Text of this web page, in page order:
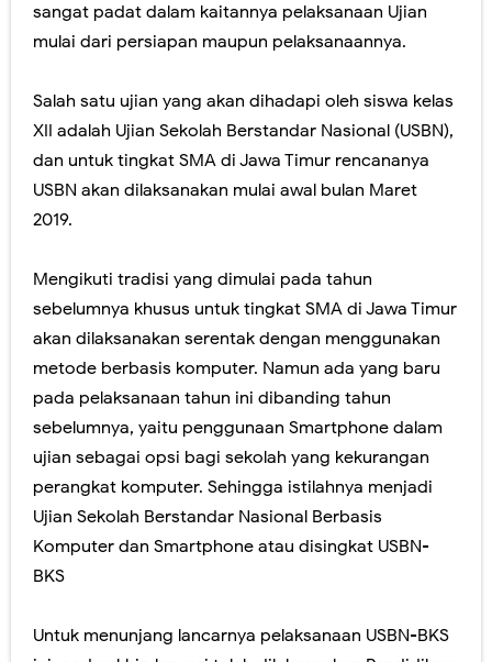
Video Penjelasan dan Simulasi AKM Dengan Model MSAT
Peresmian Kebijakan Bantuan Kuota Internet Kemdikbud Tahun 2020
Fitur Baru Google Meet dan Classroom (Coming soon)
Panduan Penilaian SMA edisi November 2016. Layout Rapor Berubah Lagi, Iya Lagi
Pilkada Rasa Pilpres. Sedikit Pendapat Saya Mengenai Pilgub DKI
Pelatihan Penggunaan Soal-soal berbasis LMS di SMAN 1 Jember
Ragu dengan Qur'an Digital? Cobalah Aplikasi Qur'an Kemenag
Hari Ini Pendaftaran Sekolah Kedinasan 2025 Mulai Dibuka, Cek Alur dan Persiapannya di Sini!
Siapkan Dirimu! Pendaftaran Sekolah Kedinasan 2025 Segera Dibuka
sangat padat dalam kaitannya pelaksanaan Ujian
mulai dari persiapan maupun pelaksanaannya.
Salah satu ujian yang akan dihadapi oleh siswa kelas
XII adalah Ujian Sekolah Berstandar Nasional (USBN),
dan untuk tingkat SMA di Jawa Timur rencananya
USBN akan dilaksanakan mulai awal bulan Maret
2019.
Mengikuti tradisi yang dimulai pada tahun
sebelumnya khusus untuk tingkat SMA di Jawa Timur
akan dilaksanakan serentak dengan menggunakan
metode berbasis komputer. Namun ada yang baru
pada pelaksanaan tahun ini dibanding tahun
sebelumnya, yaitu penggunaan Smartphone dalam
ujian sebagai opsi bagi sekolah yang kekurangan
perangkat komputer. Sehingga istilahnya menjadi
Ujian Sekolah Berstandar Nasional Berbasis
Komputer dan Smartphone atau disingkat USBN-
BKS
Untuk menunjang lancarnya pelaksanaan USBN-BKS